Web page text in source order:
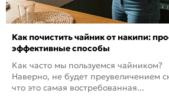
Как почистить чайник от накипи:
эффективные способы
Как часто мы пользуемся чайником?
Наверно, не будет преувеличением
что это самая востребованная...